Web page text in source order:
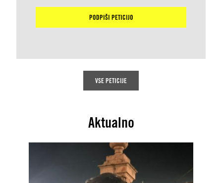
PODPIŠI PETICIJO
VSE PETICIJE
Aktualno